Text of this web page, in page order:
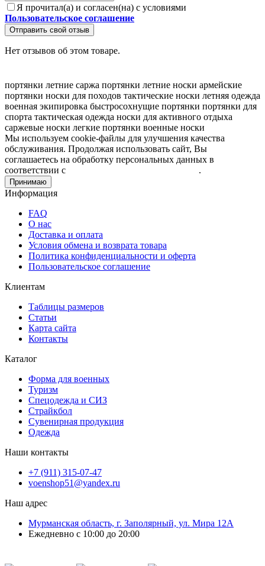
Я прочитал(а) и согласен(на) с условиями
Пользовательское соглашение
Отправить свой отзыв
Нет отзывов об этом товаре.
портянки летние саржа портянки летние носки армейские
портянки носки для походов тактические носки летняя одежда
военная экипировка быстросохнущие портянки портянки для
спорта тактическая одежда носки для активного отдыха
саржевые носки легкие портянки военные носки
Мы используем cookie-файлы для улучшения качества
обслуживания. Продолжая использовать сайт, Вы
соглашаетесь на обработку персональных данных в
соответствии с
.
Принимаю
Информация
FAQ
О нас
Доставка и оплата
Условия обмена и возврата товара
Политика конфиденциальности и оферта
Пользовательское соглашение
Клиентам
Таблицы размеров
Статьи
Карта сайта
Контакты
Каталог
Форма для военных
Туризм
Спецодежда и СИЗ
Страйкбол
Сувенирная продукция
Одежда
Наши контакты
+7 (911) 315-07-47
voenshop51@yandex.ru
Наш адрес
Мурманская область, г. Заполярный, ул. Мира 12А
Ежедневно с 10:00 до 20:00